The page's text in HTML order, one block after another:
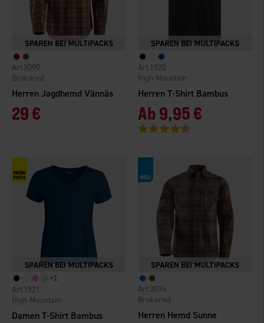
Herren Jagdhemd Vännäs
Brokared
3090
29 €
Herren T-Shirt Bambus
High Mountain
1520
Ab9,95 €
Bewertung:
+1
Damen T-Shirt Bambus
High Mountain
1521
Herren Hemd Sunne
Brokared
3096